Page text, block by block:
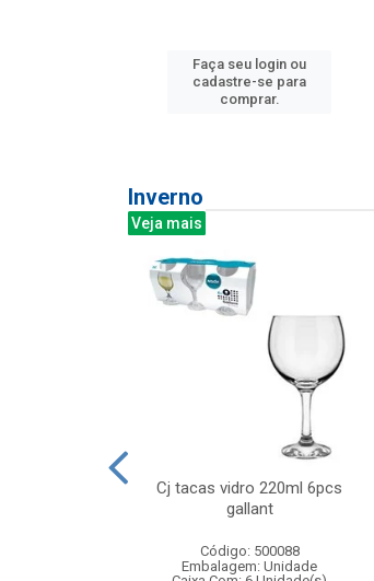
Faça seu login ou
cadastre-se para
comprar.
Inverno
Veja mais
Cj tacas vidro 220ml 6pcs
gallant
Código: 500088
Embalagem: Unidade